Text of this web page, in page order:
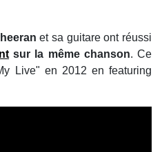
et sa guitare ont réussi
sur la même chanson. Ce
Live" en 2012 en featuring